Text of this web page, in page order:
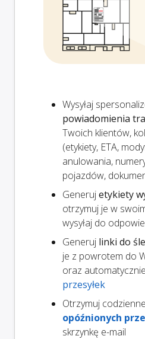
Wysyłaj
powiadomienia
Twoich klientów,
(etykiety, ETA,
anulowania,
pojazdów,
Generujetykiety
otrzymuj je w
wysyłaj do
Generuj linki do
je z powrotem do
oraz
przesyłek
Otrzymuj
opóźnionych
skrzynkę e-mail